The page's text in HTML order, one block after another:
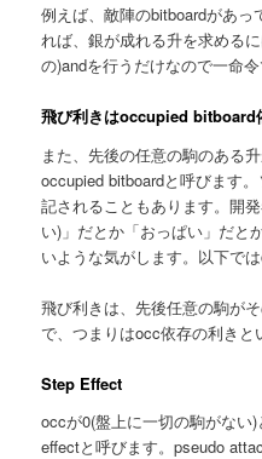
例えば、敵陣のbitboardがあっ
れば、銀が成れる升を求める
の)andを行うだけなので一命令
飛び利きはoccupied bitboard
また、先後の任意の駒のある
occupied bitboardと呼びます
記されることもあります。開
い)」だとか「おっぱい」だと
いような気がします。以下では
飛び利きは、先後任意の駒が
で、つまりはocc依存の利きと
Step Effect
occが0(盤上に一切の駒がない
effectと呼びます。pseudo